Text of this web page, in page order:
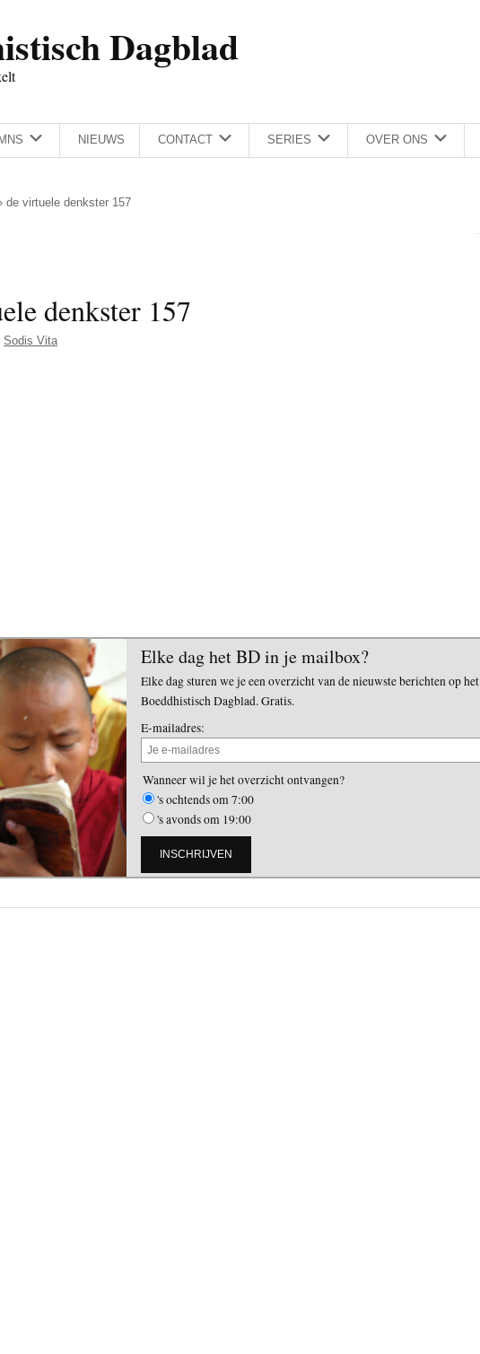
Dagblad
NIEUWS CONTACT SERIES OVER ONS
de virtuele denkster 157
denkster 157
Sodis Vita
Elke dag het BD in je mailbox?
Elke dag sturen we je een overzicht van de nieuwste berichten op het
Boeddhistisch Dagblad. Gratis.
E-mailadres:
Wanneer wil je het overzicht ontvangen?
's ochtends om 7:00
's avonds om 19:00